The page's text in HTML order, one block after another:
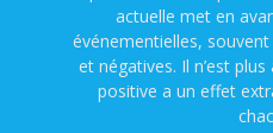
actuelle met en
événementielles,
et négatives. Il n’est
positive a un effet